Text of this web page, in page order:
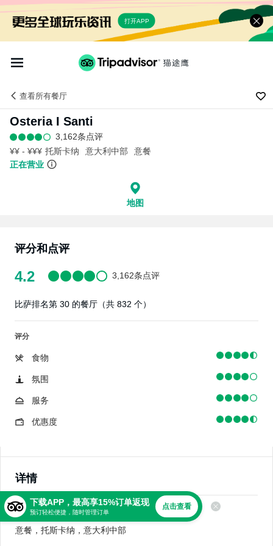
打开APP
查看所有餐厅
Osteria I Santi
3,162条点评
¥¥ - ¥¥¥ 托斯卡纳 意大利中部
意餐
正在营业
地图
评分和点评
4.2 3,162条点评
比萨排名第 30 的餐厅（共 832 个）
评分
食物
氛围
服务
优惠度
详情
美食
意餐，托斯卡纳，意大利中部
下载APP，最高享15%订单返现
预订轻松便捷，随时管理订单
点击查看